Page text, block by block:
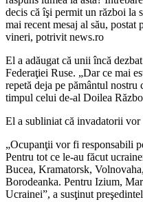
decis că îşi permit un război la
mai recent mesaj al său, postat
vineri, potrivit news.ro
El a adăugat că unii încă
Federaţiei Ruse. „Dar ce mai
repetă deja pe pământul nostru
timpul celui de-al Doilea
El a subliniat că invadatorii vor
„Ocupanţii vor fi responsabili
Pentru tot ce le-au făcut
Bucea, Kramatorsk,
Borodeanka. Pentru Izium,
Ucrainei”, a susţinut